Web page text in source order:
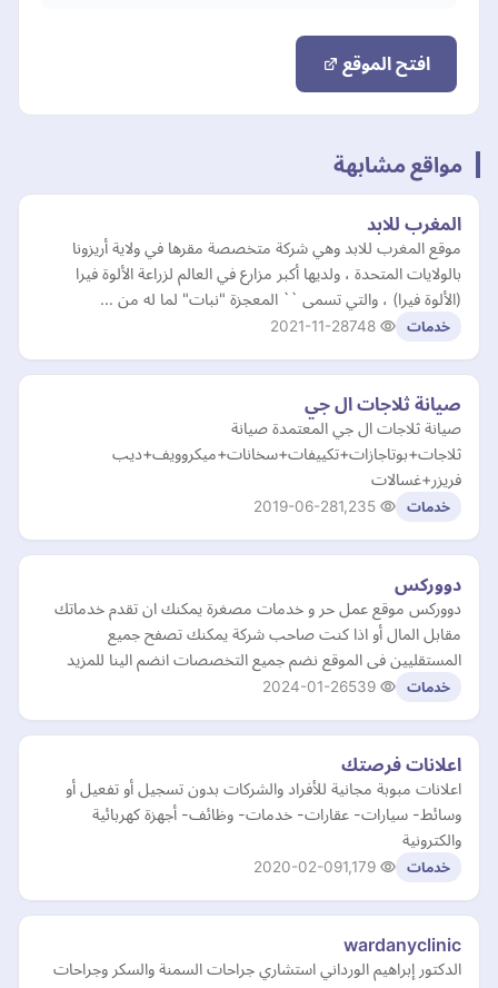
افتح الموقع
مواقع مشابهة
المغرب للابد
موقع المغرب للابد وهي شركة متخصصة مقرها في ولاية أريزونا
بالولايات المتحدة ، ولديها أكبر مزارع في العالم لزراعة الألوة فيرا
(الألوة فيرا) ، والتي تسمى `` المعجزة "نبات" لما له من …
خدمات 2021-11-28
صيانة ثلاجات ال جي
صيانة ثلاجات ال جي المعتمدة صيانة
ثلاجات+بوتاجازات+تكييفات+سخانات+ميكروويف+ديب
فريزر+غسالات
خدمات 2019-06-28
دووركس
دووركس موقع عمل حر و خدمات مصغرة يمكنك ان تقدم خدماتك
مقابل المال أو اذا كنت صاحب شركة يمكنك تصفح جميع
المستقليين فى الموقع نضم جميع التخصصات انضم الينا للمزيد
خدمات 2024-01-26
اعلانات فرصتك
اعلانات مبوبة مجانية للأفراد والشركات بدون تسجيل أو تفعيل أو
وسائط- سيارات- عقارات- خدمات- وظائف- أجهزة كهربائية
والكترونية
خدمات 2020-02-09
wardanyclinic
الدكتور إبراهيم الورداني استشاري جراحات السمنة والسكر وجراحات